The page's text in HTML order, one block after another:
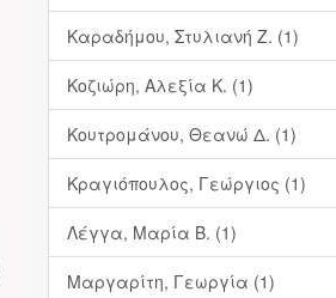
Καραδήμου, Στυλιανή Ζ. (1)
Κοζιώρη, Αλεξία Κ. (1)
Κουτρομάνου, Θεανώ Δ. (1)
Κραγιόπουλος, Γεώργιος (1)
Λέγγα, Μαρία Β. (1)
Μαργαρίτη, Γεωργία (1)